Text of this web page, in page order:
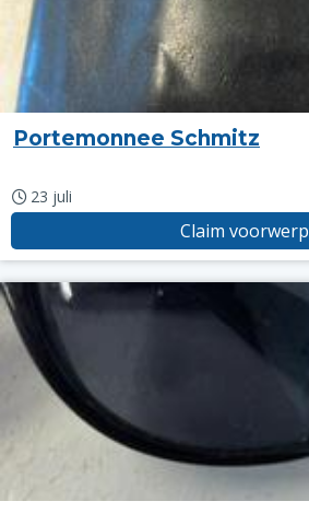
Portemonnee Schmitz
23 juli
Claim voorwerp